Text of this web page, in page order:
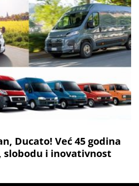
Ducato! Već 45 godina
slobodu i inovativnost